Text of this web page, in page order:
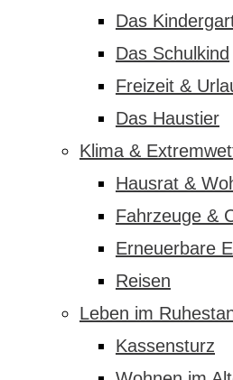
Das
Das Schulkind
Freizeit &
Das Haustier
Klima &
Hausrat &
Fahrzeuge &
Erneuerbare
Reisen
Leben im
Kassensturz